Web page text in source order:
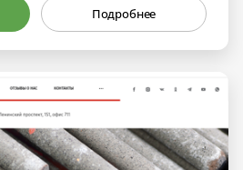
Подробнее